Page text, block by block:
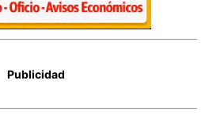
Publicidad